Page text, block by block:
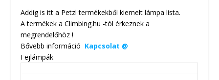
Addig is itt a Petzl termékekből kiemelt lámpa lista.
A termékek a Climbing.hu -tól érkeznek a
megrendelőhöz !
Bővebb információ Kapcsolat @
Fejlámpák